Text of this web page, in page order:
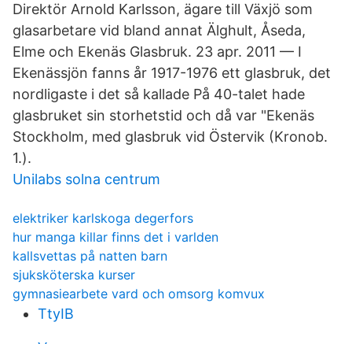
Direktör Arnold Karlsson, ägare till Växjö som
glasarbetare vid bland annat Älghult, Åseda,
Elme och Ekenäs Glasbruk. 23 apr. 2011 — I
Ekenässjön fanns år 1917-1976 ett glasbruk, det
nordligaste i det så kallade På 40-talet hade
glasbruket sin storhetstid och då var "Ekenäs
Stockholm, med glasbruk vid Östervik (Kronob.
1.).
Unilabs solna centrum
elektriker karlskoga degerfors
hur manga killar finns det i varlden
kallsvettas på natten barn
sjuksköterska kurser
gymnasiearbete vard och omsorg komvux
TtyIB